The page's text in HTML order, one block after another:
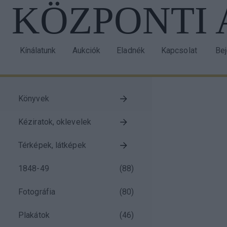
Ugrás
tartalomra
navigation
Kínálatunk Aukciók Eladnék Kapcsolat
block
Könyvek
Kéziratok, oklevelek
Térképek, látképek
1848-49 (88)
Fotográfia (80)
Plakátok (46)